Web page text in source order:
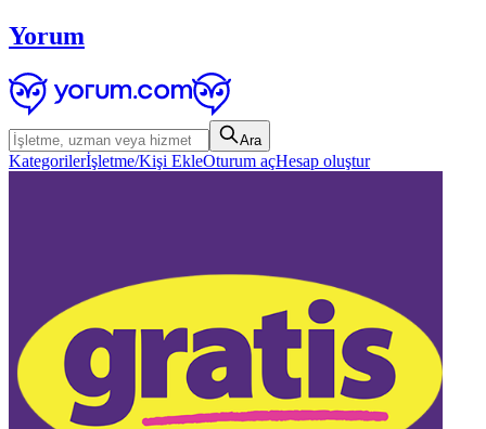
Yorum
Ara
Kategorilerİşletme/Kişi EkleOturum açHesap oluştur